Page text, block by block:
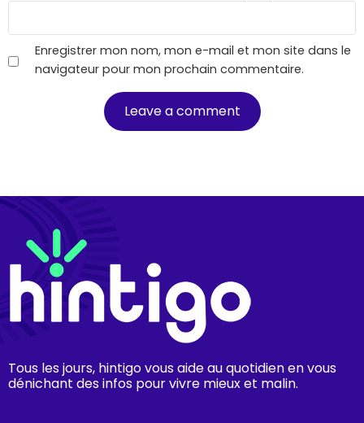
Enregistrer mon nom, mon e-mail et mon site dans le
navigateur pour mon prochain commentaire.
Tous les jours, hintigo vous aide au quotidien en vous
dénichant des infos pour vivre mieux et malin.